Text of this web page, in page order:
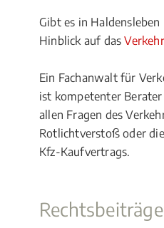
Gibt es in
Hinblick auf das
Ein Fachanwalt für
ist kompetenter
allen Fragen des
Rotlichtverstoß oder
Kfz-Kaufvertrags.